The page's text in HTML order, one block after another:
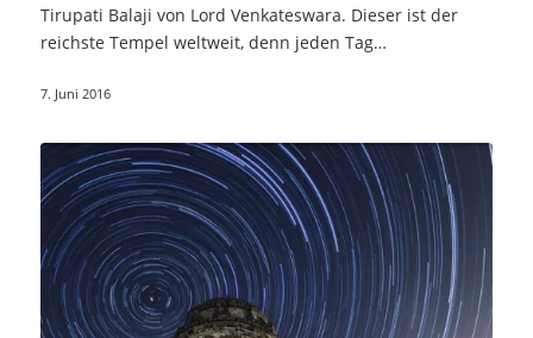
Tirupati Balaji von Lord Venkateswara. Dieser ist der
reichste Tempel weltweit, denn jeden Tag…
7. Juni 2016